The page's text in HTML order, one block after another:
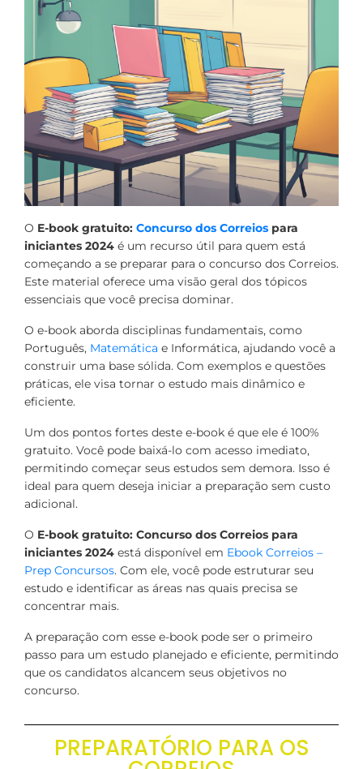
O E-book gratuito: Concurso dos Correios para
iniciantes 2024 é um recurso útil para quem está
começando a se preparar para o concurso dos Correios.
Este material oferece uma visão geral dos tópicos
essenciais que você precisa dominar.
O e-book aborda disciplinas fundamentais, como
Português, Matemática e Informática, ajudando você a
construir uma base sólida. Com exemplos e questões
práticas, ele visa tornar o estudo mais dinâmico e
eficiente.
Um dos pontos fortes deste e-book é que ele é 100%
gratuito. Você pode baixá-lo com acesso imediato,
permitindo começar seus estudos sem demora. Isso é
ideal para quem deseja iniciar a preparação sem custo
adicional.
O E-book gratuito: Concurso dos Correios para
iniciantes 2024 está disponível em Ebook Correios –
Prep Concursos. Com ele, você pode estruturar seu
estudo e identificar as áreas nas quais precisa se
concentrar mais.
A preparação com esse e-book pode ser o primeiro
passo para um estudo planejado e eficiente, permitindo
que os candidatos alcancem seus objetivos no
concurso.
PREPARATÓRIO PARA OS